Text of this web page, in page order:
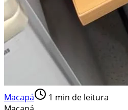
Macapá 1 min de leitura